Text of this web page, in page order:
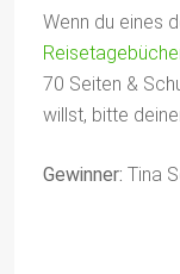
Wenn du eines
70 Seiten &
willst, bitte
Gewinner: Tina